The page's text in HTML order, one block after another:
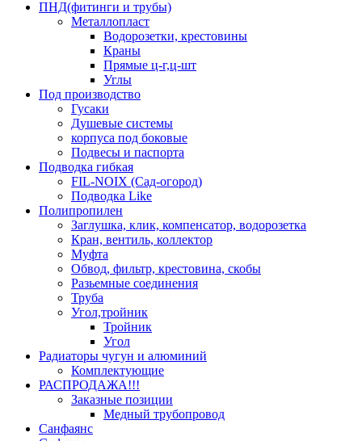
ПНД(фитинги и трубы)
Металлопласт
Водорозетки, крестовины
Краны
Прямые ц-г,ц-шт
Углы
Под производство
Гусаки
Душевые системы
корпуса под боковые
Подвесы и паспорта
Подводка гибкая
FIL-NOIX (Сад-огород)
Подводка Like
Полипропилен
Заглушка, клик, компенсатор, водорозетка
Кран, вентиль, коллектор
Муфта
Обвод, фильтр, крестовина, скобы
Разьемные соединения
Труба
Угол,тройник
Тройник
Угол
Радиаторы чугун и алюминий
Комплектующие
РАСПРОДАЖА!!!
Заказные позиции
Медный трубопровод
Санфаянс